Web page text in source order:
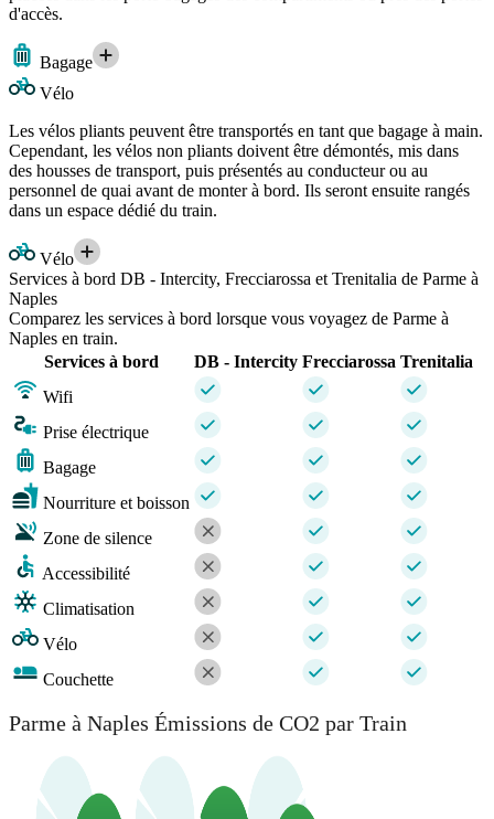
d'accès.
Bagage
Vélo
Les vélos pliants peuvent être transportés en tant que bagage à main.
Cependant, les vélos non pliants doivent être démontés, mis dans
des housses de transport, puis présentés au conducteur ou au
personnel de quai avant de monter à bord. Ils seront ensuite rangés
dans un espace dédié du train.
Vélo
Services à bord DB - Intercity, Frecciarossa et Trenitalia de Parme à
Naples
Comparez les services à bord lorsque vous voyagez de Parme à
Naples en train.
Services à bord
DB - Intercity Frecciarossa Trenitalia
Wifi
Prise électrique
Bagage
Nourriture et boisson
Zone de silence
Accessibilité
Climatisation
Vélo
Couchette
Parme à Naples Émissions de CO2 par Train